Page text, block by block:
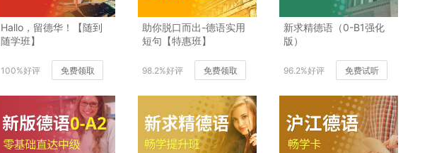
Hallo，留德华！【随到
随学班】
100%好评 免费领取
助你脱口而出-德语实用
短句【特惠班】
98.2%好评 免费领取
新求精德语（0-B1强化
版）
96.2%好评 免费试听